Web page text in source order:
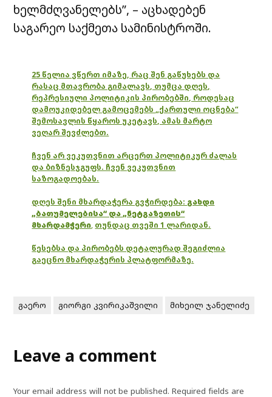
ხელმძღვანელებს”, – აცხადებენ
საგარეო საქმეთა სამინისტროში.
25 წელია ვწერთ იმაზე, რაც შენ გაწუხებს და
რასაც მთავრობა გიმალავს, თუმცა დღეს,
რეპრესიული პოლიტიკის პირობებში, როდესაც
დამოუკიდებელ გამოცემებს „ქართული ოცნება“
შემოსავლის წყაროს უკეტავს, ამას მარტო
ვეღარ შევძლებთ.
ჩვენ არ ვეკუთვნით არცერთ პოლიტიკურ ძალას
და ბიზნესჯგუფს. ჩვენ ვეკუთვნით
საზოგადოებას.
დღეს შენი მხარდაჭერა გვჭირდება: გახდი
„ბათუმელებისა“ და „ნეტგაზეთის“
მხარდამჭერი, თუნდაც თვეში 1 ლარიდან.
წესებსა და პირობებს დეტალურად შეგიძლია
გაეცნო მხარდაჭერის პლატფორმაზე.
გაერო გიორგი კვირიკაშვილი მიხეილ ჯანელიძე
Leave a comment
Your email address will not be published. Required fields are